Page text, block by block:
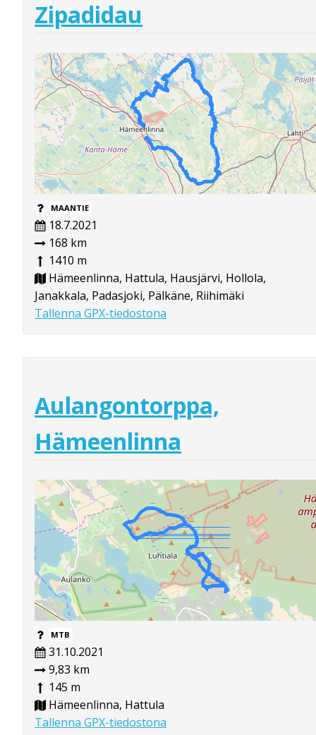
Zipadidau
MAANTIE
18.7.2021
168 km
1410 m
Hämeenlinna, Hattula, Hausjärvi, Hollola,
Janakkala, Padasjoki, Pälkäne, Riihimäki
Tallenna GPX-tiedostona
Aulangontorppa,
Hämeenlinna
MTB
31.10.2021
9,83 km
145 m
Hämeenlinna, Hattula
Tallenna GPX-tiedostona